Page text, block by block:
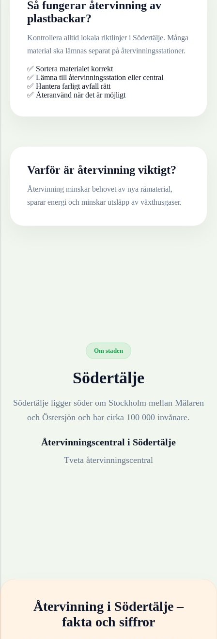
Så fungerar återvinning av
plastbackar?
Kontrollera alltid lokala riktlinjer i Södertälje. Många
material ska lämnas separat på återvinningsstationer.
✅ Sortera materialet korrekt
✅ Lämna till återvinningsstation eller central
✅ Hantera farligt avfall rätt
✅ Återanvänd när det är möjligt
Varför är återvinning viktigt?
Återvinning minskar behovet av nya råmaterial,
sparar energi och minskar utsläpp av växthusgaser.
Om staden
Södertälje
Södertälje ligger söder om Stockholm mellan Mälaren
och Östersjön och har cirka 100 000 invånare.
Återvinningscentral i Södertälje
Tveta återvinningscentral
Återvinning i Södertälje–
fakta och siffror